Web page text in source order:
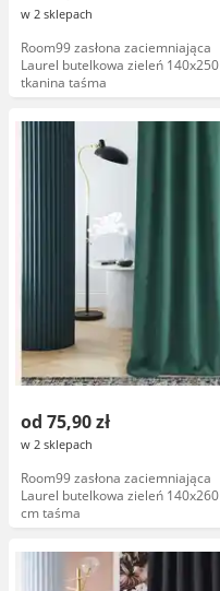
w 2 sklepach
Room99 zasłona zaciemniająca
Laurel butelkowa zieleń 140x250
tkanina taśma
od 75,90 zł
w 2 sklepach
Room99 zasłona zaciemniająca
Laurel butelkowa zieleń 140x260
cm taśma